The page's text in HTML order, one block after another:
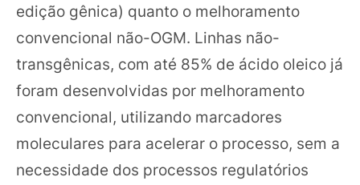
edição gênica) quanto o melhoramento
convencional não-OGM. Linhas não-
transgênicas, com até 85% de ácido oleico já
foram desenvolvidas por melhoramento
convencional, utilizando marcadores
moleculares para acelerar o processo, sem a
necessidade dos processos regulatórios